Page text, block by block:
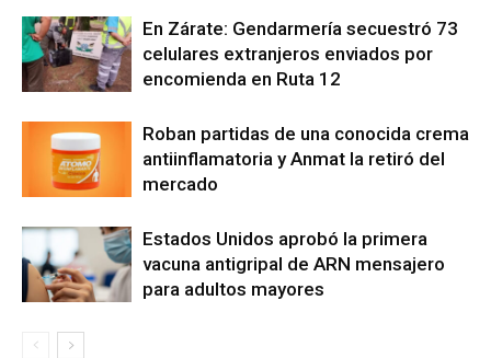
En Zárate: Gendarmería secuestró 73
celulares extranjeros enviados por
encomienda en Ruta 12
Roban partidas de una conocida crema
antiinflamatoria y Anmat la retiró del
mercado
Estados Unidos aprobó la primera
vacuna antigripal de ARN mensajero
para adultos mayores